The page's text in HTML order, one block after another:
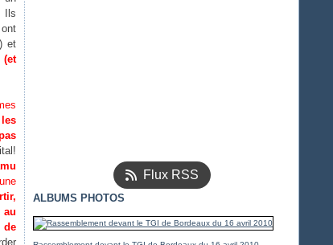
Ils
et
(et
au
de
Flux RSS
ALBUMS PHOTOS